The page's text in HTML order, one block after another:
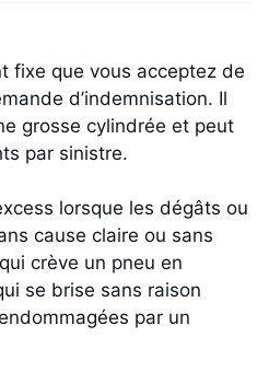
fixe que vous acceptez de
d’indemnisation. Il
grosse cylindrée et peut
par sinistre.
lorsque les dégâts ou
cause claire ou sans
crève un pneu en
se brise sans raison
par un